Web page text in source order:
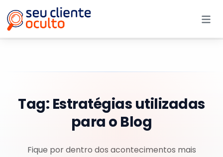
Tag: Estratégias utilizadas
para o Blog
Fique por dentro dos acontecimentos mais